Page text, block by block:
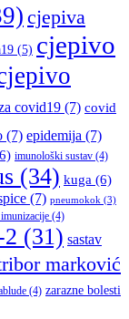
cjepiva
(5) cjepivo
covid19 (7) covid
(7) epidemija (7)
imunološki sustav (4)
(34) kuga (6)
(7) pneumokok (3)
(4)
2 (31) sastav
marković
(4) zarazne bolesti